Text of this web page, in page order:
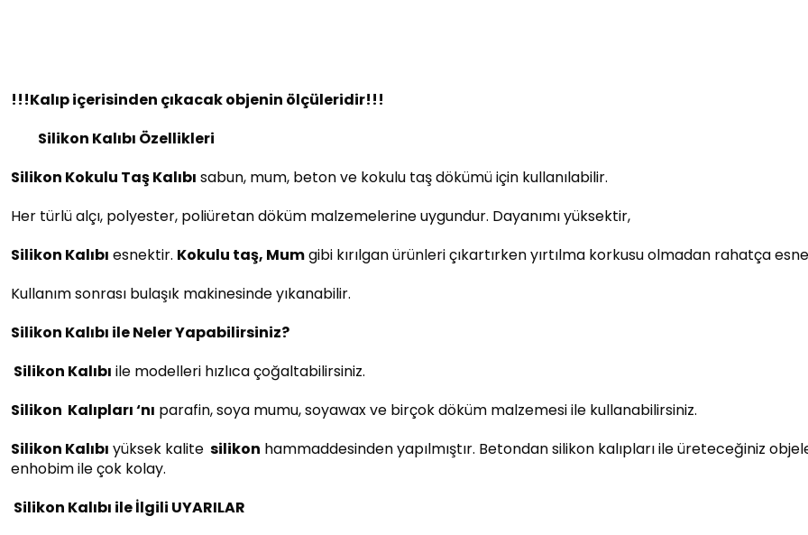
!!!Kalıp içerisinden çıkacak objenin ölçüleridir!!!
Silikon Kalıbı Özellikleri
Silikon Kokulu Taş Kalıbı sabun, mum, beton ve kokulu taş dökümü için kullanılabilir.
Her türlü alçı, polyester, poliüretan döküm malzemelerine uygundur. Dayanımı yüksektir,
Silikon Kalıbı esnektir. Kokulu taş, Mumgibi kırılgan ürünleri çıkartırken yırtılma korkusu olmadan rahatça
Kullanım sonrası bulaşık makinesinde yıkanabilir.
Silikon Kalıbı ile Neler Yapabilirsiniz?
Silikon Kalıbı ile modelleri hızlıca çoğaltabilirsiniz.
Silikon Kalıpları ‘nı parafin, soya mumu, soyawax ve birçok döküm malzemesi ile kullanabilirsiniz.
Silikon Kalıbı yüksek kalite silikon hammaddesinden yapılmıştır. Betondan silikon kalıpları ile üreteceğiniz
enhobim ile çok kolay.
Silikon Kalıbı ile İlgili UYARILAR